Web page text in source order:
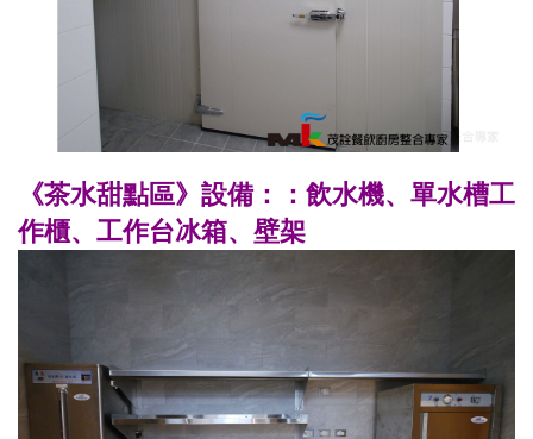
《茶水甜點區》設備：： 飲水機、單水槽工
作櫃、工作台冰箱、壁架